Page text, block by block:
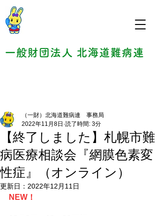
一般財団法人 北海道難病連
【終了しました】札幌市難
病医療相談会『網膜色素変
性症』（オンライン）
（一財）北海道難病連 事務局
2022年11月8日 読了時間: 3分
更新日： 2022年12月11日
NEW！